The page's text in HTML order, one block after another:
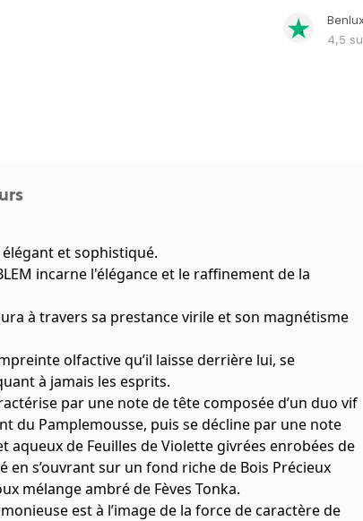
4,5
et sophistiqué.
incarne l'élégance et le raffinement de la
à travers sa prestance virile et son magnétisme
olfactive qu’il laisse derrière lui, se
à jamais les esprits.
par une note de tête composée d’un duo vif
du Pamplemousse, puis se décline par une note
de Feuilles de Violette givrées enrobées de
en s’ouvrant sur un fond riche de Bois Précieux
mélange ambré de Fèves Tonka.
est à l’image de la force de caractère de